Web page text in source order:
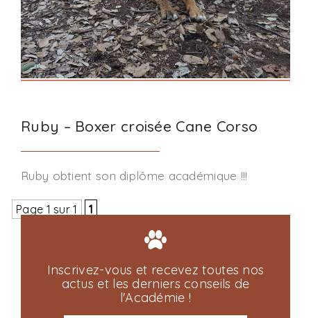
Ruby – Boxer croisée Cane Corso
Ruby obtient son diplôme académique !!!
Page 1 sur 1 1
Inscrivez-vous et recevez toutes nos
actus et les derniers conseils de
l'Académie !